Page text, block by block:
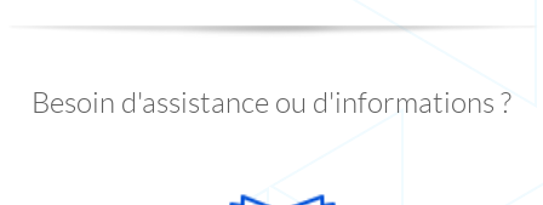
Besoin d'assistance ou d'informations ?